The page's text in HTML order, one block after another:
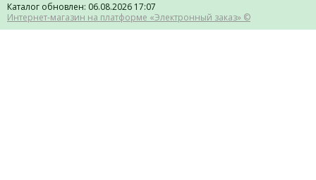
Каталог обновлен: 06.08.2026 17:07
Интернет-магазин на платформе «Электронный заказ» ©